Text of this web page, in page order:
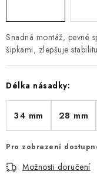
Kontakty Hodnocení
Snadná montáž, pevné
šipkami, zlepšuje
Délka násadky:
34 mm 28 mm
Pro zobrazení
Možnosti doručení